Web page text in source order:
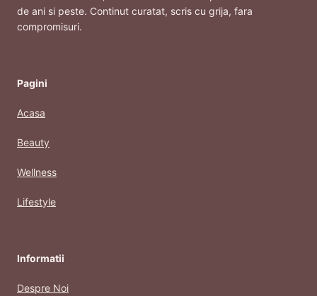
de ani si peste. Continut curatat, scris cu grija, fara
compromisuri.
Pagini
Acasa
Beauty
Wellness
Lifestyle
Informatii
Despre Noi